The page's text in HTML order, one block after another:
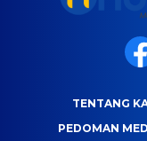
TENTANG
PEDOMAN